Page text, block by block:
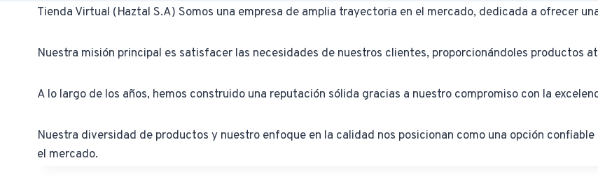
Tienda Virtual (Haztal S.A) Somos una empresa de amplia trayectoria en el mercado, dedicada a ofrecer
Nuestra misión principal es satisfacer las necesidades de nuestros clientes, proporcionándoles productos
A lo largo de los años, hemos construido una reputación sólida gracias a nuestro compromiso con la
Nuestra diversidad de productos y nuestro enfoque en la calidad nos posicionan como una opción
el mercado.